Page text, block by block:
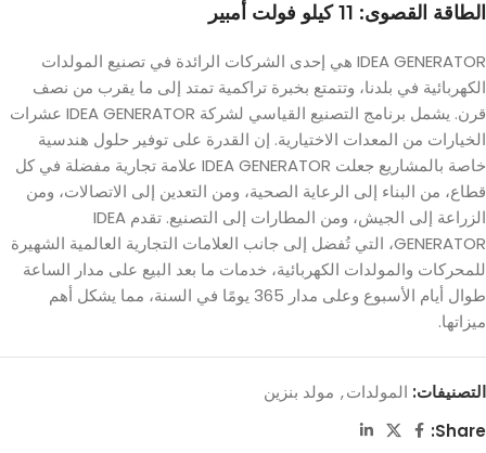
الطاقة القصوى: 11 كيلو فولت أمبير
IDEA GENERATOR هي إحدى الشركات الرائدة في تصنيع المولدات
الكهربائية في بلدنا، وتتمتع بخبرة تراكمية تمتد إلى ما يقرب من نصف
قرن. يشمل برنامج التصنيع القياسي لشركة IDEA GENERATOR عشرات
الخيارات من المعدات الاختيارية. إن القدرة على توفير حلول هندسية
خاصة بالمشاريع جعلت IDEA GENERATOR علامة تجارية مفضلة في كل
قطاع، من البناء إلى الرعاية الصحية، ومن التعدين إلى الاتصالات، ومن
الزراعة إلى الجيش، ومن المطارات إلى التصنيع. تقدم IDEA
GENERATOR، التي تُفضل إلى جانب العلامات التجارية العالمية الشهيرة
للمحركات والمولدات الكهربائية، خدمات ما بعد البيع على مدار الساعة
طوال أيام الأسبوع وعلى مدار 365 يومًا في السنة، مما يشكل أهم
ميزاتها.
التصنيفات: المولدات, مولد بنزين
Share: